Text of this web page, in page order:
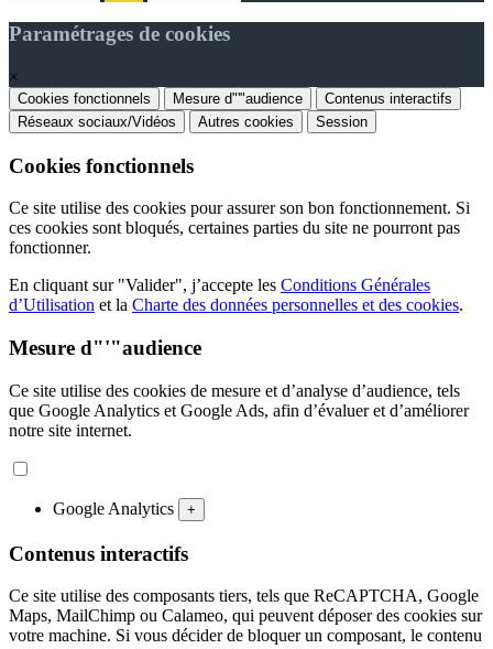
Paramétrages de cookies
×
Cookies fonctionnels Mesure d"'"audience
Contenus interactifs
Réseaux sociaux/Vidéos
Autres cookies Session
Cookies fonctionnels
Ce site utilise des cookies pour assurer son bon fonctionnement. Si
ces cookies sont bloqués, certaines parties du site ne pourront pas
fonctionner.
En cliquant sur "Valider", j’accepte les Conditions Générales
d’Utilisation et la Charte des données personnelles et des cookies.
Mesure d"'"audience
Ce site utilise des cookies de mesure et d’analyse d’audience, tels
que Google Analytics et Google Ads, afin d’évaluer et d’améliorer
notre site internet.
Google Analytics +
Contenus interactifs
Ce site utilise des composants tiers, tels que ReCAPTCHA, Google
Maps, MailChimp ou Calameo, qui peuvent déposer des cookies sur
votre machine. Si vous décider de bloquer un composant, le contenu